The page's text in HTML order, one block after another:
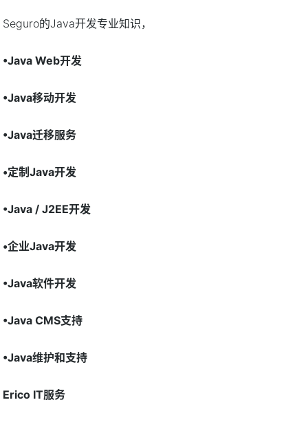
Seguro的Java开发专业知识，
•Java Web开发
•Java移动开发
•Java迁移服务
•定制Java开发
•Java / J2EE开发
•企业Java开发
•Java软件开发
•Java CMS支持
•Java维护和支持
Erico IT服务